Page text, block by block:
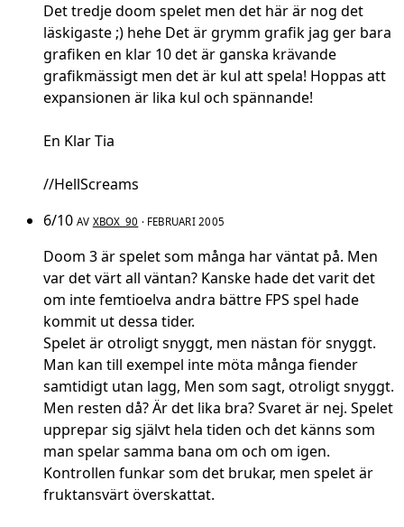
Det tredje doom spelet men det här är nog det
läskigaste ;) hehe Det är grymm grafik jag ger bara
grafiken en klar 10 det är ganska krävande
grafikmässigt men det är kul att spela! Hoppas att
expansionen är lika kul och spännande!
En Klar Tia
//HellScreams
6/10 AV XBOX_90 · FEBRUARI 2005
Doom 3 är spelet som många har väntat på. Men
var det värt all väntan? Kanske hade det varit det
om inte femtioelva andra bättre FPS spel hade
kommit ut dessa tider.
Spelet är otroligt snyggt, men nästan för snyggt.
Man kan till exempel inte möta många fiender
samtidigt utan lagg, Men som sagt, otroligt snyggt.
Men resten då? Är det lika bra? Svaret är nej. Spelet
upprepar sig självt hela tiden och det känns som
man spelar samma bana om och om igen.
Kontrollen funkar som det brukar, men spelet är
fruktansvärt överskattat.